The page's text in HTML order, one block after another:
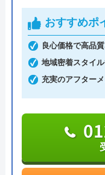
修を受けた有資
で安心です。
また、見積もり
た場合には、スタ
書かれている番号
対応してくれま
も不要です。施
し、施主が納得し
おすすめポ
良心価格で高品
地域密着スタイ
充実のアフター